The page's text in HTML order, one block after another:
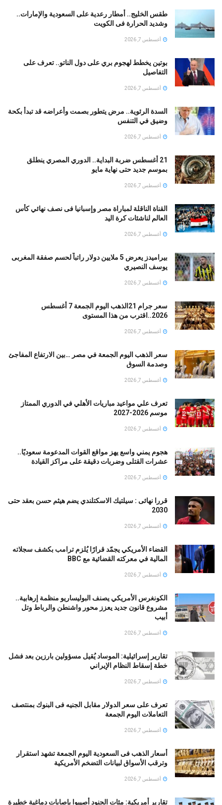
طقس الخليج.. أمطار رعدية على السعودية والإمارات..
وشديد الحرارة فى الكويت
أغسطس 7, 2026
بوتين يخطط لهجوم بري على دول الناتو.. تعرف على
التفاصيل
أغسطس 7, 2026
السدة الرئوية.. مرض يتطور بصمت وأعراضه قد تبدأ بكحة
وضيق في التنفس
أغسطس 7, 2026
21 أغسطس ضربة البداية.. الدوري المصري ينطلق
بموسم جديد حتى نهاية مايو
أغسطس 7, 2026
القناة الناقلة لمباراة مصر وإسبانيا فى نصف نهائي كأس
العالم لناشئات كرة اليد
أغسطس 7, 2026
بيراميدز يعرض 5 ملايين دولار راتباً لحسم صفقة المغربى
يوسف النصيري
أغسطس 7, 2026
سعر جرام 21الذهب اليوم الجمعة 7 أغسطس
2026..اقترب من هذا المستوى
أغسطس 7, 2026
سعر الذهب اليوم الجمعة في مصر …بين الارتفاع المفاجئ
وصدمة السوق
أغسطس 7, 2026
تعرف علي مواعيد مباريات الأهلي في الدوري الممتاز
موسم 2026-2027
أغسطس 7, 2026
هجوم يمني واسع يهز مواقع القوات المدعومة سعوديًا..
عشرات القتلى وضربات دقيقة على مراكز القيادة
أغسطس 7, 2026
قررا نهائى : سيلتيك الاسكتلندي يضم هيثم حسن بعقد حتى
2030
أغسطس 7, 2026
القضاء الأمريكي يجمّد قرارًا يُلزم ترامب بكشف سجلاته
المالية في معركته القضائية مع BBC
أغسطس 7, 2026
الكونغرس الأمريكي يصنف البوليساريو منظمة إرهابية..
مشروع قانون جديد يعزز محور واشنطن والرباط وتل
أبيب
أغسطس 7, 2026
تقارير إسرائيلية: الموساد يُقيل مسؤولين بارزين بعد فشل
خطة إسقاط النظام الإيراني
أغسطس 7, 2026
تعرف على سعر الدولار مقابل الجنيه فى البنوك بمنتصف
التعاملات اليوم الجمعة
أغسطس 7, 2026
أسعار الذهب فى السعودية اليوم الجمعة تشهد استقرار
وترقب الأسواق لبيانات التضخم الأمريكية
أغسطس 7, 2026
تقارير أمريكية: مئات الجنود أُصيبوا بإصابات دماغية خطيرة